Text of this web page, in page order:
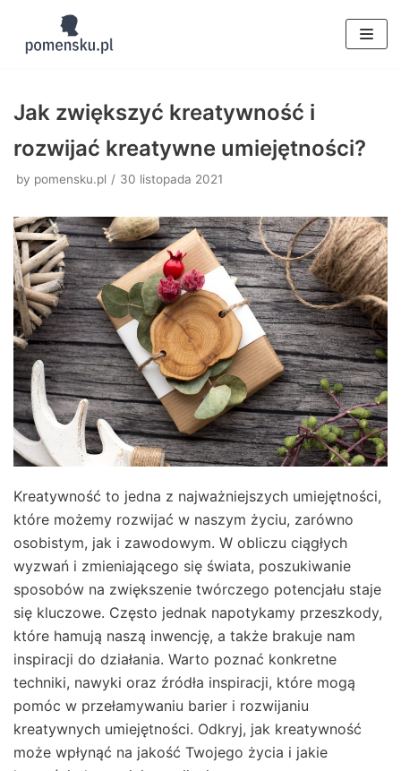
Skocz
Jak zwiększyć kreatywność i
rozwijać kreatywne umiejętności?
by pomensku.pl 30 listopada 2021
Kreatywność to jedna z najważniejszych umiejętności,
które możemy rozwijać w naszym życiu, zarówno
osobistym, jak i zawodowym. W obliczu ciągłych
wyzwań i zmieniającego się świata, poszukiwanie
sposobów na zwiększenie twórczego potencjału staje
się kluczowe. Często jednak napotykamy przeszkody,
które hamują naszą inwencję, a także brakuje nam
inspiracji do działania. Warto poznać konkretne
techniki, nawyki oraz źródła inspiracji, które mogą
pomóc w przełamywaniu barier i rozwijaniu
kreatywnych umiejętności. Odkryj, jak kreatywność
może wpłynąć na jakość Twojego życia i jakie